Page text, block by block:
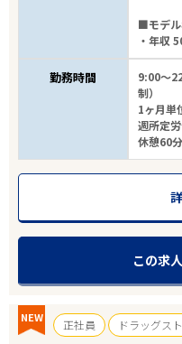
■モデル
・年収
勤務時間
9:00～
制）
1ヶ月単
週所定
休憩60
この求
NEW 正社員
ドラッグス